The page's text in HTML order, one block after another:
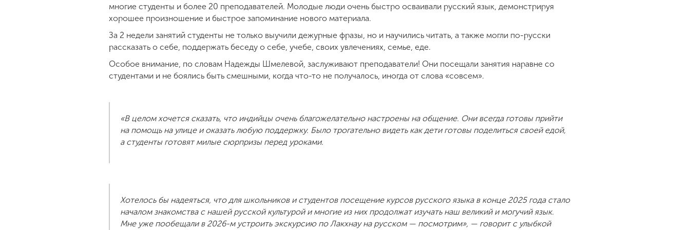
многие студенты и более 20 преподавателей. Молодые люди очень быстро осваивали русский язык, демонстрируя
хорошее произношение и быстрое запоминание нового материала.
За 2 недели занятий студенты не только выучили дежурные фразы, но и научились читать, а также могли по-русски
рассказать о себе, поддержать беседу о себе, учебе, своих увлечениях, семье, еде.
Особое внимание, по словам Надежды Шмелевой, заслуживают преподаватели! Они посещали занятия наравне со
студентами и не боялись быть смешными, когда что-то не получалось, иногда от слова «совсем».
«В целом хочется сказать, что индийцы очень благожелательно настроены на общение. Они всегда готовы прийти
на помощь на улице и оказать любую поддержку. Было трогательно видеть как дети готовы поделиться своей едой,
а студенты готовят милые сюрпризы перед уроками.
Хотелось бы надеяться, что для школьников и студентов посещение курсов русского языка в конце 2025 года стало
началом знакомства с нашей русской культурой и многие из них продолжат изучать наш великий и могучий язык.
Мне уже пообещали в 2026-м устроить экскурсию по Лакхнау на русском — посмотрим», — говорит с улыбкой